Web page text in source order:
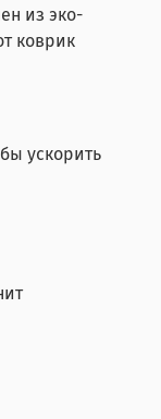
из эко-
коврик
ускорить